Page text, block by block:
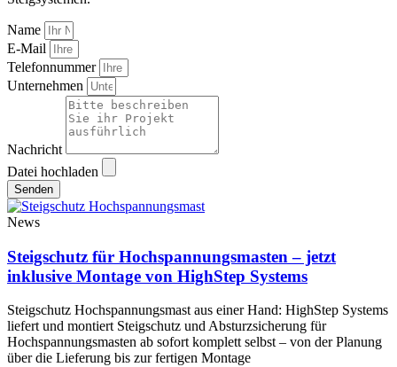
Name
E-Mail
Telefonnummer
Unternehmen
Nachricht
Datei hochladen
Senden
News
Steigschutz für Hochspannungsmasten – jetzt
inklusive Montage von HighStep Systems
Steigschutz Hochspannungsmast aus einer Hand: HighStep Systems
liefert und montiert Steigschutz und Absturzsicherung für
Hochspannungsmasten ab sofort komplett selbst – von der Planung
über die Lieferung bis zur fertigen Montage